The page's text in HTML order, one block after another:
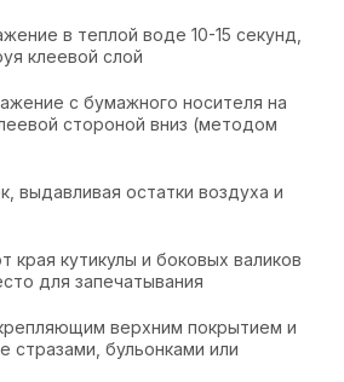
в теплой воде 10-15 секунд,
клеевой слой
с бумажного носителя на
стороной вниз (методом
выдавливая остатки воздуха и
края кутикулы и боковых валиков
для запечатывания
верхним покрытием и
стразами, бульонками или